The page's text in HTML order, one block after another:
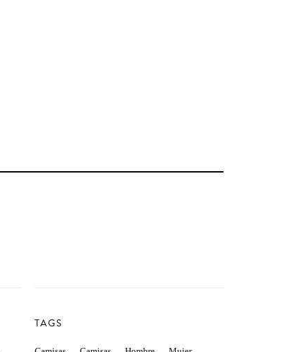
TAGS